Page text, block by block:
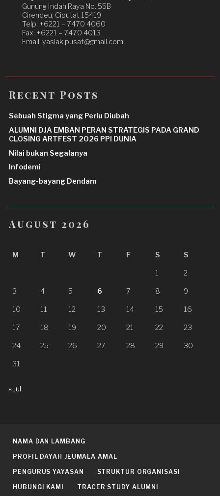
Gunung Indah Raya No. 55B
Cirendeu, Ciputat 15419
Telp: +6221 – 7470 4060
Fax: +6221 – 7470 4013
Email: yaslak.pusat@gmail.com
Recent Posts
Sebuah Stigma yang Perlu Diubah
ALUMNI DJA EMBAN PERAN STRATEGIS PADA GRAND
CLOSING ARTFEST 2026 PPI DUNIA
Nilai bukan Segalanya
Infodemi
Bayang-bayang Dendam
August 2026
M T W T F S S
1 2
3 4 5 6 7 8 9
10 11 12 13 14 15 16
17 18 19 20 21 22 23
24 25 26 27 28 29 30
31
« Jul
NAMA DAN LAMBANG
PROFIL DAYAH JEUMALA AMAL
PENGURUS YAYASAN STRUKTUR ORGANISASI
HUBUNGI KAMI TRACER STUDY ALUMNI